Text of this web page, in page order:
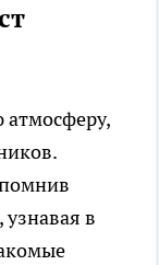
атмосферу,
в